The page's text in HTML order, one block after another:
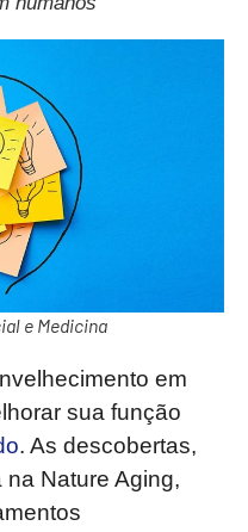
e Medicina
em
sua função
. As descobertas,
Nature Aging,